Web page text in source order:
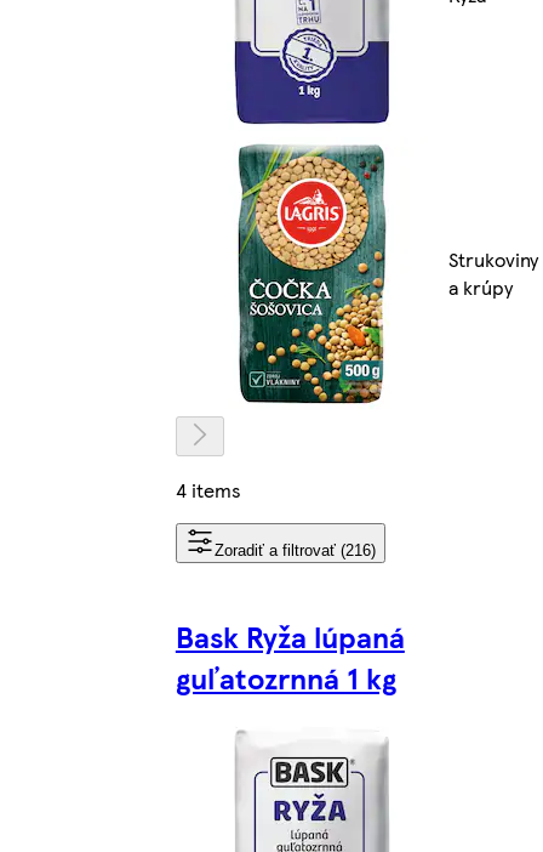
Strukoviny
a krúpy
4 items
Zoradiť a filtrovať (216)
Bask Ryža lúpaná
guľatozrnná 1 kg